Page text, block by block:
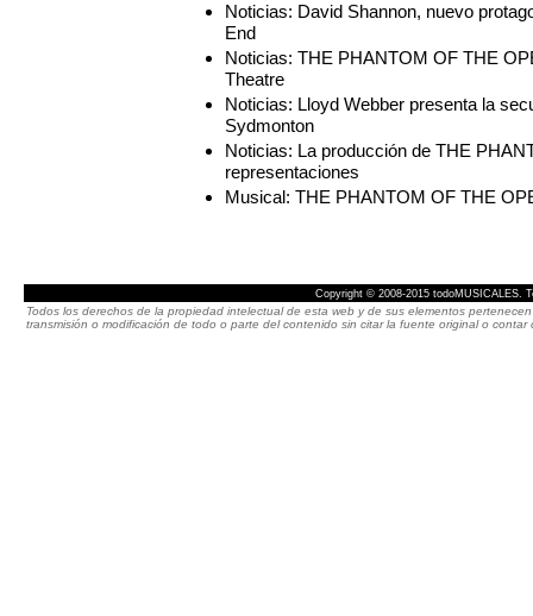
Noticias: David Shannon, nuevo
End
Noticias: THE PHANTOM OF THE
Theatre
Noticias: Lloyd Webber presenta la
Sydmonton
Noticias: La producción de THE
representaciones
Musical: THE PHANTOM OF THE
Copyright © 2008-2015 todoMUSICALES.
Todos los derechos de la propiedad intelectual de esta web y de sus elementos
transmisión o modificación de todo o parte del contenido sin citar la fuente original o